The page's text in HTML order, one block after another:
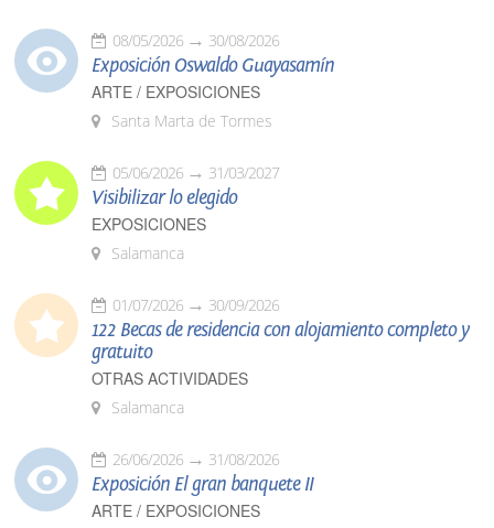
08/05/2026 30/08/2026
Exposición Oswaldo Guayasamín
ARTE / EXPOSICIONES
Santa Marta de Tormes
05/06/2026 31/03/2027
Visibilizar lo elegido
EXPOSICIONES
Salamanca
01/07/2026 30/09/2026
122 Becas de residencia con alojamiento completo y
gratuito
OTRAS ACTIVIDADES
Salamanca
26/06/2026 31/08/2026
Exposición El gran banquete II
ARTE / EXPOSICIONES